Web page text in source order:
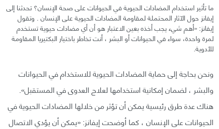
ما تأثير استخدام المضادات الحيوية في الحيوانات على صحة الإنسان؟ تحدثنا إلى
إيفانز حول الآثار المحتملة لمقاومة المضادات الحيوية على الإنسان . وتقول
إيفانز: «أهم شيء يجب أخذه بعين الاعتبار هو أن أي مضادات حيوية تستخدم
لمرة واحدة، سواء في الحيوانات أو البشر ، أنت تخاطر باختيار البكتيريا المقاومة
للأدوية.
ونحن بحاجة إلى حماية المضادات الحيوية للاستخدام في الحيوانات
والبشر ، لضمان إمكانية استخدامها لعلاج العدوى في المستقبل».
هناك عدة طرق رئيسية يمكن أن تؤثر من خلالها المضادات الحيوية في
الحيوانات على الإنسان ، كما أوضحت إيفانز: «يمكن أن يؤدي الاتصال